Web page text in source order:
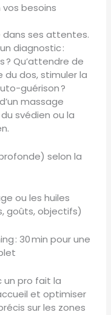
besoins
dans ses attentes.
diagnostic :
? Qu’attendre de
du dos, stimuler la
guérison ?
massage
svédien ou la
selon la
ou les huiles
goûts, objectifs)
: 30 min pour une
un pro fait la
et optimiser
sur les zones